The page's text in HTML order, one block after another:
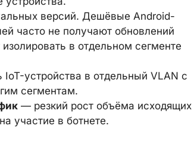
версий. Дешёвые Android-
часто не получают обновлений
в отдельном сегменте
устройства в отдельный VLAN с
сегментам.
— резкий рост объёма исходящих
участие в ботнете.